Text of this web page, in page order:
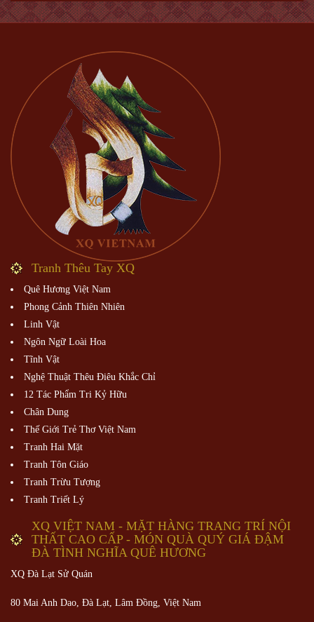
Tranh Thêu Tay XQ
Quê Hương Việt Nam
Phong Cảnh Thiên Nhiên
Linh Vật
Ngôn Ngữ Loài Hoa
Tĩnh Vật
Nghệ Thuật Thêu Điêu Khắc Chỉ
12 Tác Phẩm Tri Kỷ Hữu
Chân Dung
Thế Giới Trẻ Thơ Việt Nam
Tranh Hai Mặt
Tranh Tôn Giáo
Tranh Trừu Tượng
Tranh Triết Lý
XQ VIỆT NAM - MẶT HÀNG TRANG TRÍ NỘI
THẤT CAO CẤP - MÓN QUÀ QUÝ GIÁ ĐẬM
ĐÀ TÌNH NGHĨA QUÊ HƯƠNG
XQ Đà Lạt Sử Quán
80 Mai Anh Dao, Đà Lạt, Lâm Đồng, Việt Nam